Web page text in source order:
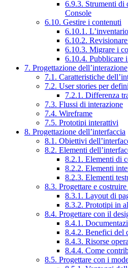
6.9.3. Strumenti di
Console
6.10. Gestire i contenuti
6.10.1.
6.10.2.
6.10.3. Migrare i
6.10.4. Pubblicare
7. Progettazione dell’interazione
7.1. Caratteristiche
7.2. User stories per
7.2.1. Differenza
7.3. Flussi di interazione
7.4. Wireframe
7.5. Prototipi interattivi
8. Progettazione dell’interfaccia
8.1. Obiettivi
8.2. Elementi
8.2.1. Elementi di
8.2.2. Elementi
8.2.3. Elementi
8.3. Progettare e
8.3.1. Layout di
8.3.2. Prototipi in
8.4. Progettare con il
8.4.1.
8.4.2. Benefici del
8.4.3. Risorse
8.4.4. Come
8.5. Progettare con i